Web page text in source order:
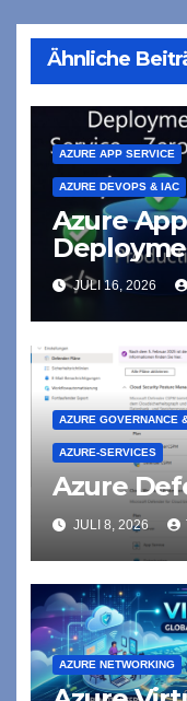
Ähnliche
AZURE APP SERVICE
AZURE DEVOPS & IAC
Azure
JULI 16, 2026
AZURE GOVERNANCE
AZURE-SERVICES
Azure
JULI 8, 2026
AZURE NETWORKING